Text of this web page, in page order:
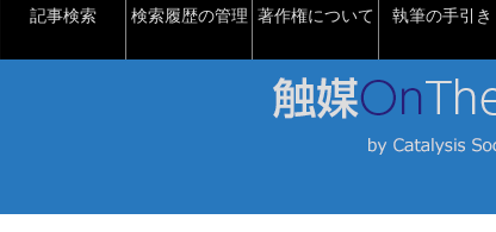
記事検索 検索履歴の管理 著作権について 執筆の手引き